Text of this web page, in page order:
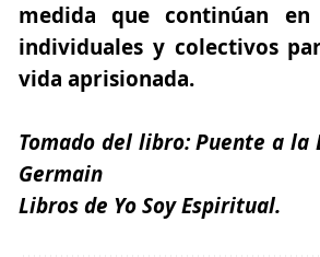
medida que continúan en
individuales y colectivos
vida aprisionada.
Tomado del libro:Puente a la
Germain
Libros de Yo Soy Espiritual.